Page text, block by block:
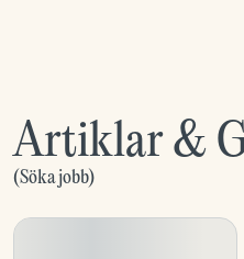
Artiklar &
(Söka jobb)